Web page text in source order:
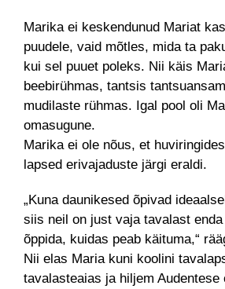
Marika ei keskendunud Mariat
puudele, vaid mõtles, mida ta
kui sel puuet poleks. Nii käis
beebirühmas, tantsis
mudilaste rühmas. Igal pool oli
omasugune.
Marika ei ole nõus, et
lapsed erivajaduste järgi eraldi.
„Kuna daunikesed õpivad
siis neil on just vaja tavalast
õppida, kuidas peab käituma,“
Nii elas Maria kuni koolini
tavalasteaias ja hiljem